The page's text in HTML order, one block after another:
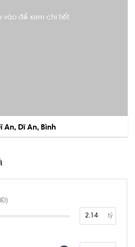
vào để xem chi tiết
An, Dĩ An, Bình
tỷ